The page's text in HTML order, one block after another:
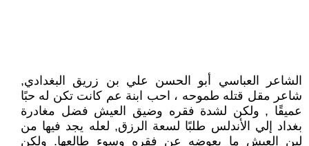
الشاعر العباسي أبو الحسن علي بن زريق البغدادي,
شاعر مقل قتله طموحه ، احب ابنة عم كانت تكن له حبًا
عميقًا , ولكن لشدة فقره وضيق العيش فضل مغادرة
بغداد إلي الأندلس طلبًا لسعة الرزق, لعله يجد فيها من
لين العيش ما يعوضه عن فقره وسوء طالعها. ولكن